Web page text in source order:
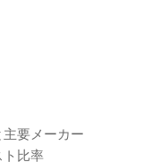
要メーカー
ト比率